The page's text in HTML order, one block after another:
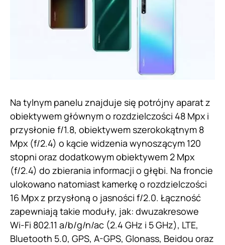
Na tylnym panelu znajduje się potrójny aparat z
obiektywem głównym o rozdzielczości 48 Mpx i
przysłonie f/1.8, obiektywem szerokokątnym 8
Mpx (f/2.4) o kącie widzenia wynoszącym 120
stopni oraz dodatkowym obiektywem 2 Mpx
(f/2.4) do zbierania informacji o głębi. Na froncie
ulokowano natomiast kamerkę o rozdzielczości
16 Mpx z przysłoną o jasności f/2.0. Łączność
zapewniają takie moduły, jak: dwuzakresowe
Wi-Fi 802.11 a/b/g/n/ac (2.4 GHz i 5 GHz), LTE,
Bluetooth 5.0, GPS, A-GPS, Glonass, Beidou oraz